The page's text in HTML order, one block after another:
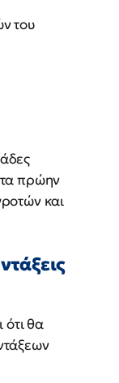
του
πρώην
και
ότι θα